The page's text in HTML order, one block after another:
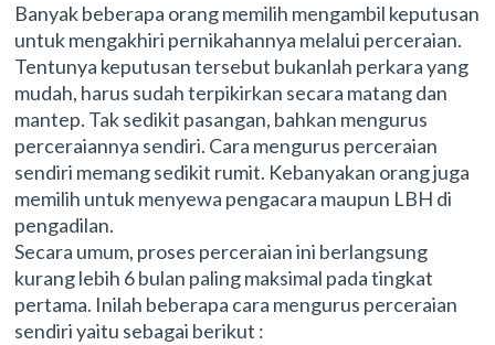
Banyak beberapa orang memilih mengambil keputusan
untuk mengakhiri pernikahannya melalui perceraian.
Tentunya keputusan tersebut bukanlah perkara yang
mudah, harus sudah terpikirkan secara matang dan
mantep. Tak sedikit pasangan, bahkan mengurus
perceraiannya sendiri. Cara mengurus perceraian
sendiri memang sedikit rumit. Kebanyakan orang juga
memilih untuk menyewa pengacara maupun LBH di
pengadilan.
Secara umum, proses perceraian ini berlangsung
kurang lebih 6 bulan paling maksimal pada tingkat
pertama. Inilah beberapa cara mengurus perceraian
sendiri yaitu sebagai berikut :